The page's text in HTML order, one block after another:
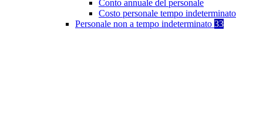
Conto annuale del personale
Costo personale tempo indeterminato
Personale non a tempo indeterminato 33